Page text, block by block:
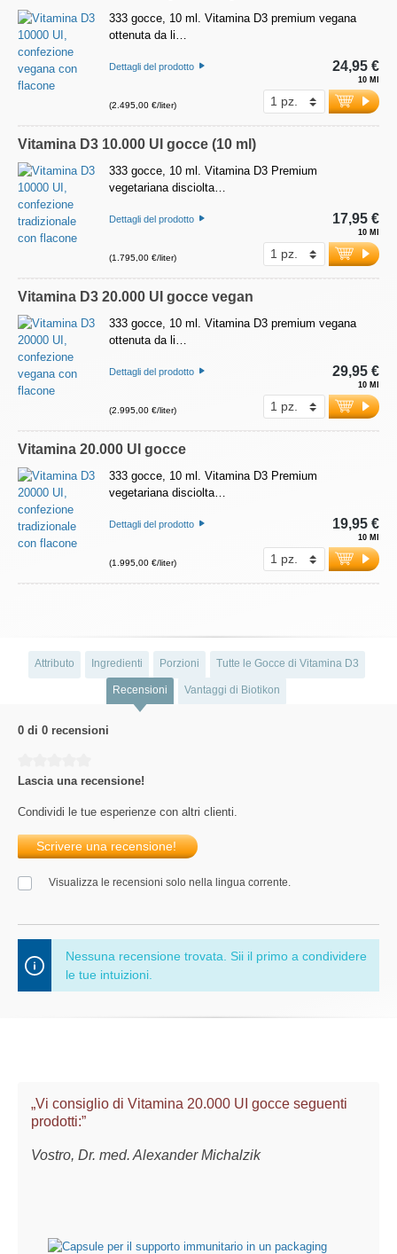
333 gocce, 10 ml. Vitamina D3 premium vegana
ottenuta da li…
Dettagli del prodotto
(2.495,00 €/liter)
10 Ml
24,95 €
Vitamina D3 10.000 UI gocce (10 ml)
333 gocce, 10 ml. Vitamina D3 Premium
vegetariana disciolta…
Dettagli del prodotto
(1.795,00 €/liter)
10 Ml
17,95 €
Vitamina D3 20.000 UI gocce vegan
333 gocce, 10 ml. Vitamina D3 premium vegana
ottenuta da li…
Dettagli del prodotto
(2.995,00 €/liter)
10 Ml
29,95 €
Vitamina 20.000 UI gocce
333 gocce, 10 ml. Vitamina D3 Premium
vegetariana disciolta…
Dettagli del prodotto
(1.995,00 €/liter)
10 Ml
19,95 €
Attributo Ingredienti Porzioni Tutte le Gocce di Vitamina D3
Recensioni Vantaggi di Biotikon
0 di 0 recensioni
Lascia una recensione!
Condividi le tue esperienze con altri clienti.
Scrivere una recensione!
Visualizza le recensioni solo nella lingua corrente.
Nessuna recensione trovata. Sii il primo a condividere
le tue intuizioni.
„Vi consiglio di Vitamina 20.000 UI gocce seguenti
prodotti:”
Vostro, Dr. med. Alexander Michalzik